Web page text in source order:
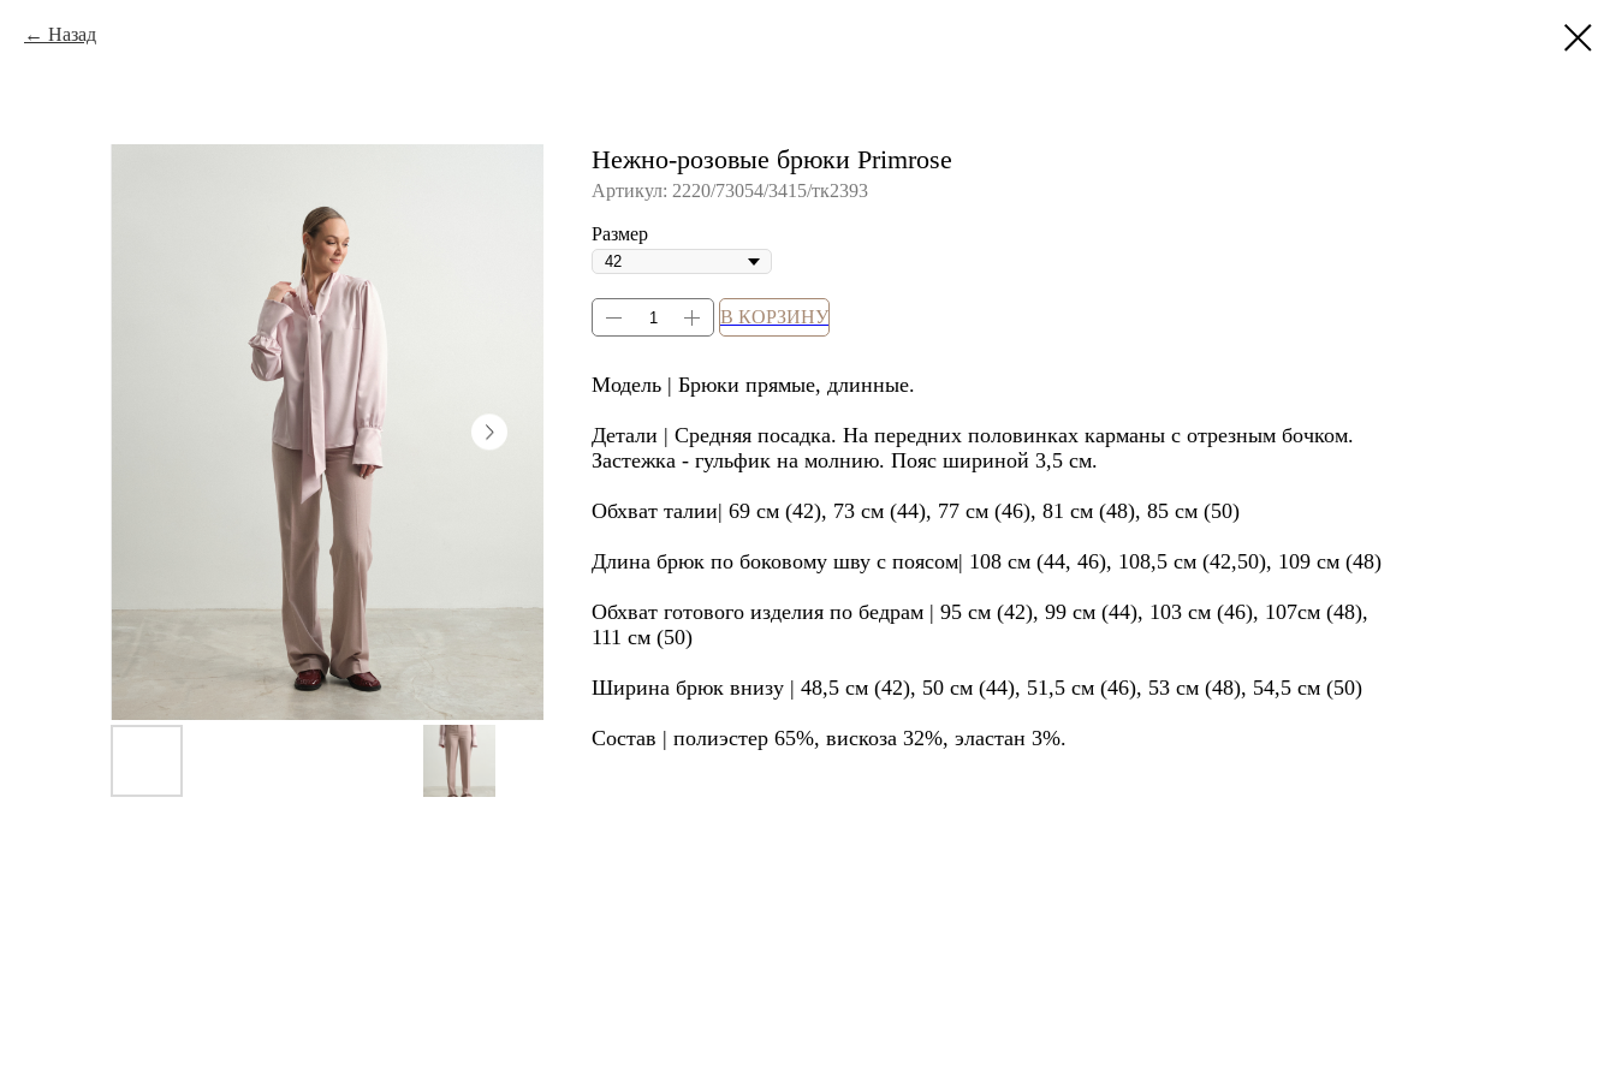
Назад
Нежно-розовые брюки Primrose
Артикул: 2220/73054/3415/тк2393
Размер
В КОРЗИНУ
Модель | Брюки прямые, длинные.
Детали | Средняя посадка. На передних половинках карманы с отрезным бочком.
Застежка - гульфик на молнию. Пояс шириной 3,5 см.
Обхват талии| 69 см (42), 73 см (44), 77 см (46), 81 см (48), 85 см (50)
Длина брюк по боковому шву с поясом| 108 см (44, 46), 108,5 см (42,50), 109 см (48)
Обхват готового изделия по бедрам | 95 см (42), 99 см (44), 103 см (46), 107см (48),
111 см (50)
Ширина брюк внизу | 48,5 см (42), 50 см (44), 51,5 см (46), 53 см (48), 54,5 см (50)
Состав | полиэстер 65%, вискоза 32%, эластан 3%.